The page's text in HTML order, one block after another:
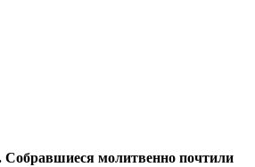
Собравшиеся молитвенно почтили